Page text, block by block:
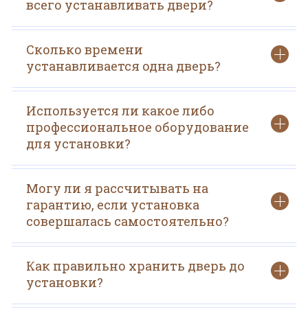
всего устанавливать двери?
Сколько времени
устанавливается одна дверь?
Используется ли какое либо
профессиональное оборудование
для установки?
Могу ли я рассчитывать на
гарантию, если установка
совершалась самостоятельно?
Как правильно хранить дверь до
установки?